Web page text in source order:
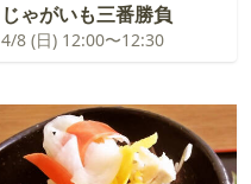
じゃがいも三番勝負
4/8 (日) 12:00〜12:30